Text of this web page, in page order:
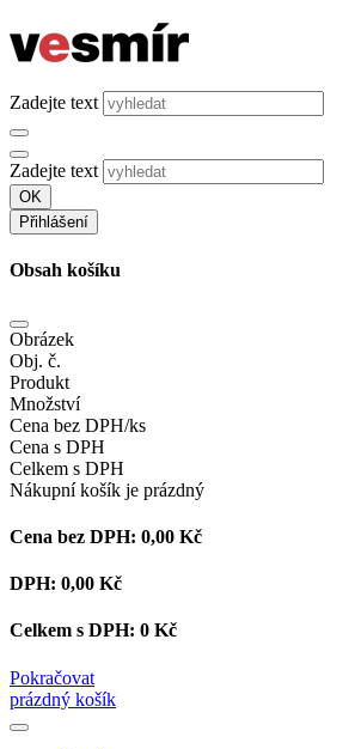
Zadejte text
Zadejte text
OK
Přihlášení
Obsah košíku
Obrázek
Obj. č.
Produkt
Množství
Cena bez DPH/ks
Cena s DPH
Celkem s DPH
Nákupní košík je prázdný
Cena bez DPH: 0,00 Kč
DPH: 0,00 Kč
Celkem s DPH: 0 Kč
Pokračovat
prázdný košík